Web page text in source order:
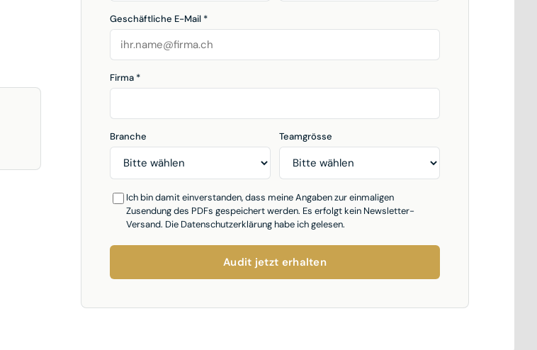
Geschäftliche E-Mail *
Firma *
Branche Teamgrösse
Ich bin damit einverstanden, dass meine Angaben zur einmaligen
Zusendung des PDFs gespeichert werden. Es erfolgt kein Newsletter-
Versand. Die Datenschutzerklärung habe ich gelesen.
Audit jetzt erhalten